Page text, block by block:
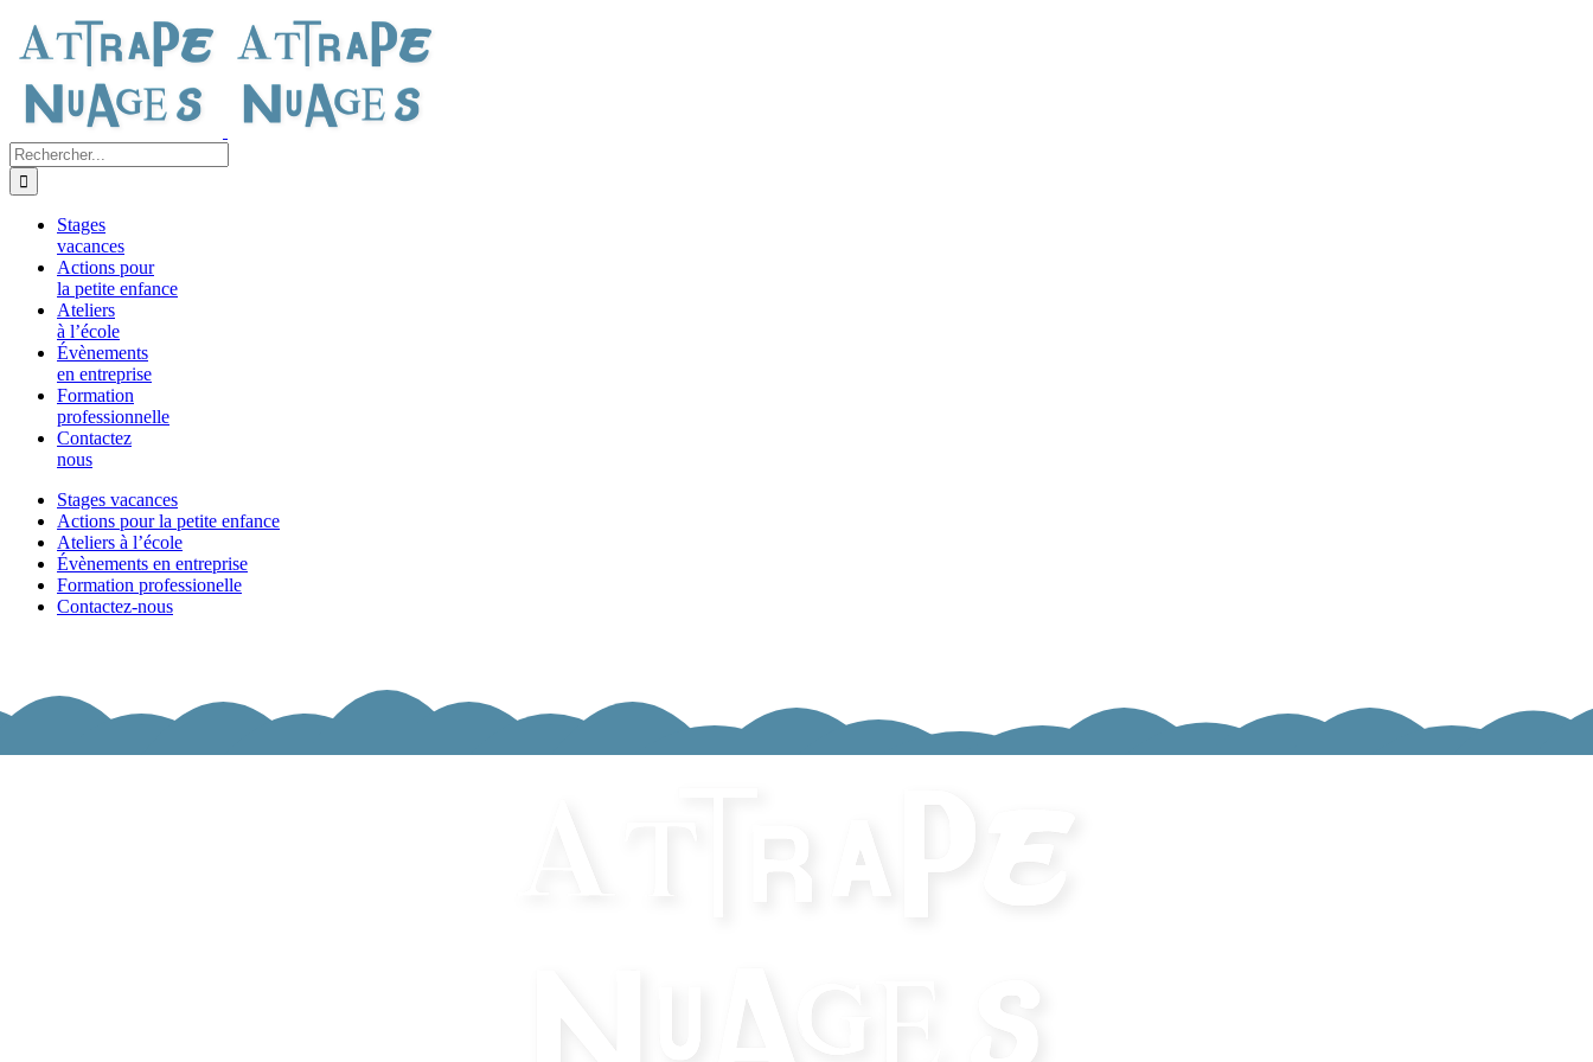
contenu
Rechercher:
Stages
vacances
Actions pour
la petite enfance
Ateliers
à l’école
Évènements
en entreprise
Formation
professionnelle
Contactez
nous
Stages vacances
Actions pour la petite enfance
Ateliers à l’école
Évènements en entreprise
Formation professionelle
Contactez-nous